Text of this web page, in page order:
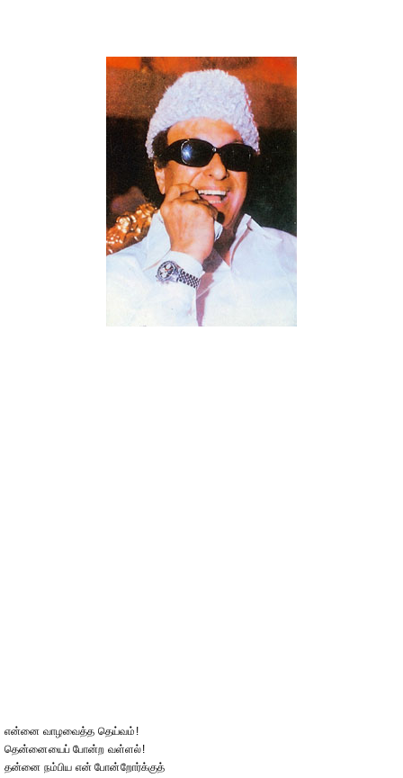
என்னை வாழவைத்த தெய்வம்!
தென்னையைப் போன்ற வள்ளல்!
தன்னை நம்பிய என் போன்றோர்க்குத்